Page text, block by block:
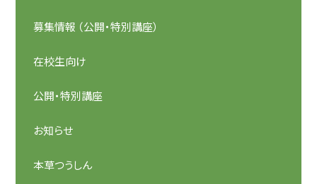
募集情報 （公開・特別講座）
在校生向け
公開・特別講座
お知らせ
本草つうしん